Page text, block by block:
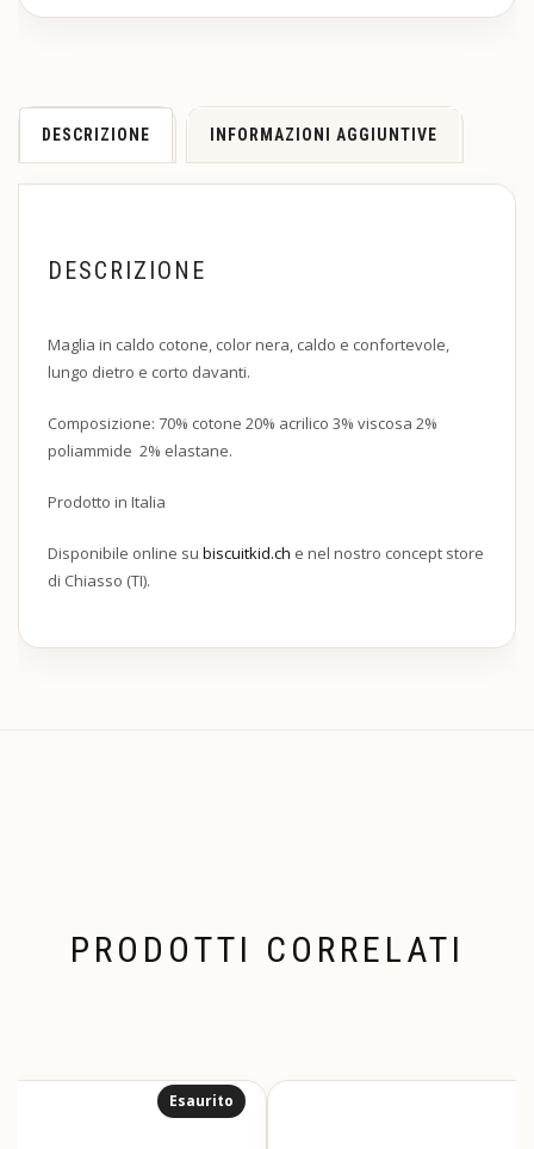
DESCRIZIONE INFORMAZIONI AGGIUNTIVE
DESCRIZIONE
Maglia in caldo cotone, color nera, caldo e confortevole,
lungo dietro e corto davanti.
Composizione: 70% cotone 20% acrilico 3% viscosa 2%
poliammide 2% elastane.
Prodotto in Italia
Disponibile online su biscuitkid.ch e nel nostro concept store
di Chiasso (TI).
PRODOTTI CORRELATI
Esaurito